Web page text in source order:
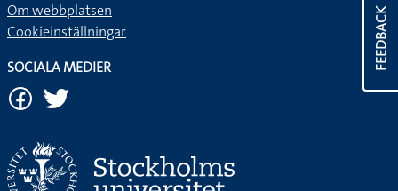
FEEDBACK
Om webbplatsen
Cookieinställningar
SOCIALA MEDIER